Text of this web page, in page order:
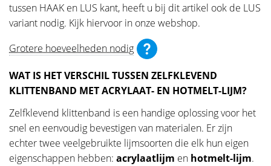
tussen HAAK en LUS kant, heeft u bij dit artikel ook de LUS
variant nodig. Kijk hiervoor in onze webshop.
Grotere hoeveelheden nodig
WAT IS HET VERSCHIL TUSSEN ZELFKLEVEND
KLITTENBAND MET ACRYLAAT- EN HOTMELT-LIJM?
Zelfklevend klittenband is een handige oplossing voor het
snel en eenvoudig bevestigen van materialen. Er zijn
echter twee veelgebruikte lijmsoorten die elk hun eigen
eigenschappen hebben: acrylaatlijm en hotmelt-lijm.